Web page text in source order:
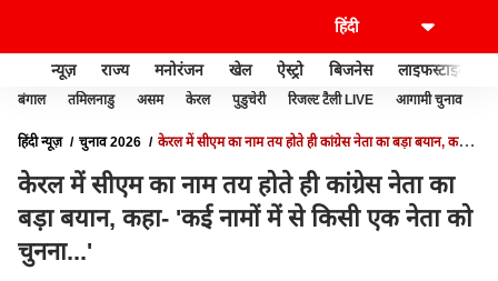
न्यूज़ राज्य मनोरंजन खेल ऐस्ट्रो बिजनेस लाइफस्टाइल
बंगाल तमिलनाडु असम केरल पुडुचेरी रिजल्ट टैली LIVE आगामी चुनाव
हिंदी न्यूज़ चुनाव 2026
केरल में सीएम का नाम तय होते ही कांग्रेस नेता का बड़ा बयान, कहा-
केरल में सीएम का नाम तय होते ही कांग्रेस नेता का
बड़ा बयान, कहा- 'कई नामों में से किसी एक नेता को
चुनना...'